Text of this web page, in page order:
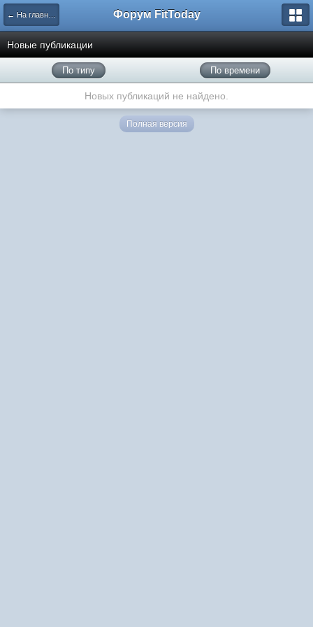
← На главную Форум FitToday
Новые публикации
По типу По времени
Новых публикаций не найдено.
Полная версия